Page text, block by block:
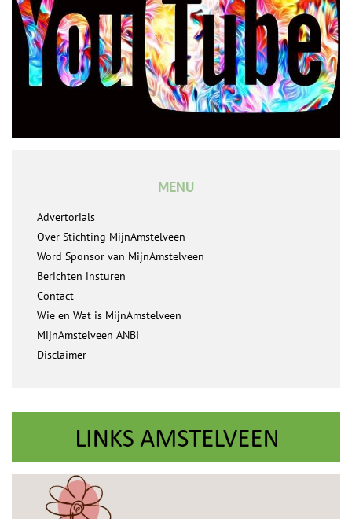
MENU
Advertorials
Over Stichting MijnAmstelveen
Word Sponsor van MijnAmstelveen
Berichten insturen
Contact
Wie en Wat is MijnAmstelveen
MijnAmstelveen ANBI
Disclaimer